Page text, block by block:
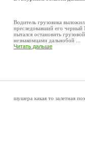
Водитель грузовика
преследовавший его черный
пытался остановить
незнакомцами дальнобой ...
Читать дальше
шушера какая то залетная